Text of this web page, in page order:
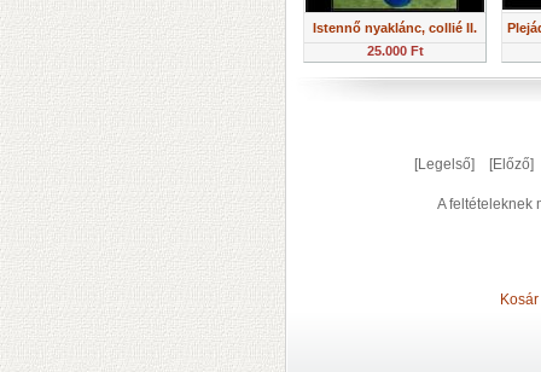
Istennő nyaklánc, collié II.
25.000 Ft
[Legelső]
A feltételeknek
Kosár